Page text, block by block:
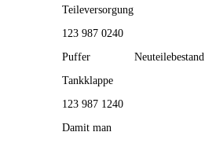
Teileversorgung
123 987 0240
Puffer
Tankklappe
Neuteilebestand
123 987 1240
Damit man